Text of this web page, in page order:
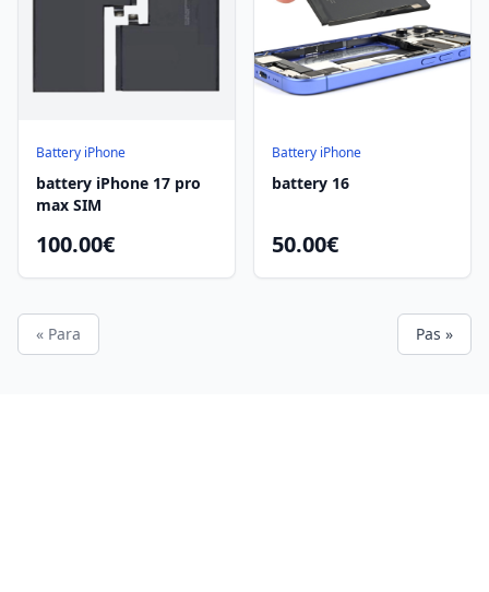
Battery iPhone
battery iPhone 17 pro
max SIM
100.00€
Battery iPhone
battery 16
50.00€
« Para Pas »